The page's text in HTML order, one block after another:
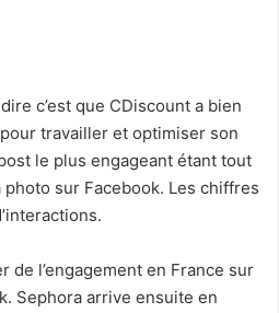
c’est que CDiscount a bien
travailler et optimiser son
le plus engageant étant tout
sur Facebook. Les chiffres
de l’engagement en France sur
Sephora arrive ensuite en